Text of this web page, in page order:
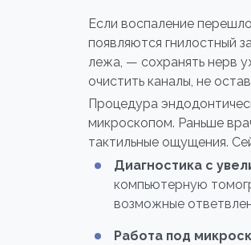
Если воспаление
появляются гнилостный
лежа, — сохранять нерв
очистить каналы, не
Процедура
микроскопом. Раньше
тактильные ощущения.
Диагностика с
компьютерную
возможные
Работа под